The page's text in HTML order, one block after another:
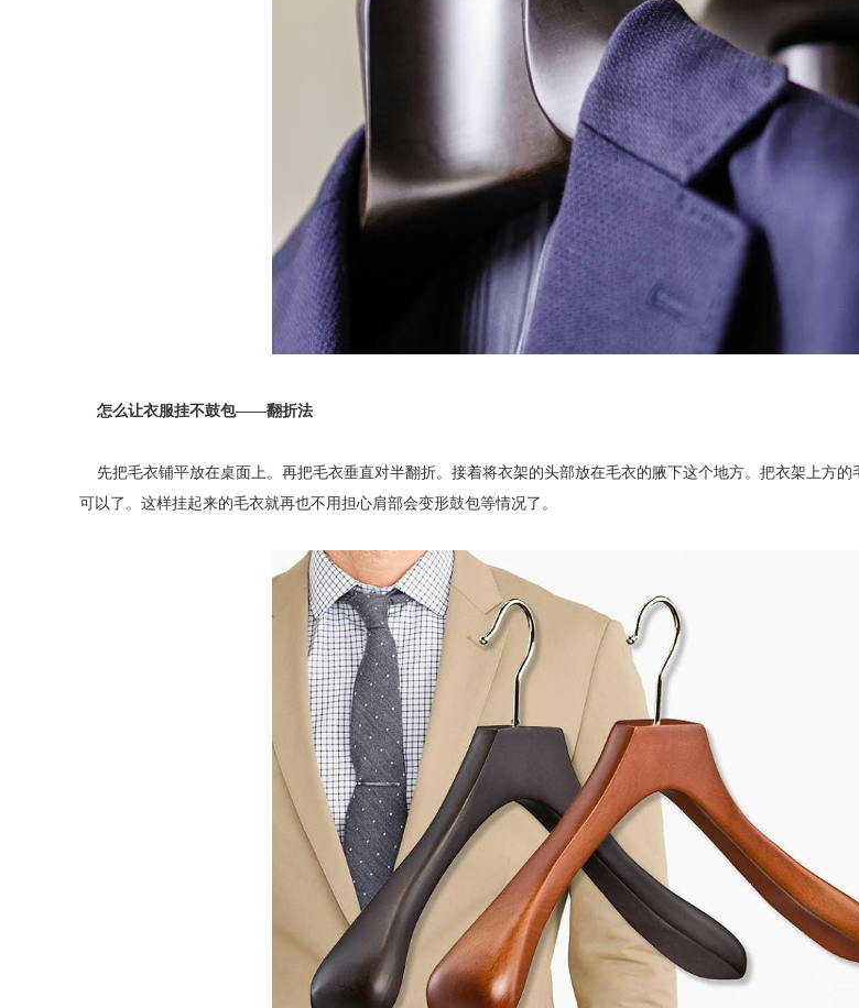
怎么让衣服挂不鼓包——翻折法
先把毛衣铺平放在桌面上。再把毛衣垂直对半翻折。接着将衣架的头部放在毛衣的腋下这个地方。把衣架上方
可以了。这样挂起来的毛衣就再也不用担心肩部会变形鼓包等情况了。